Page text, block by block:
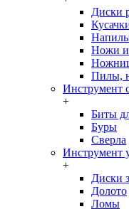
Диски
Ножи и
Пилы,
Инструмент
+
Биты
Буры
Сверла
Инструмент
+
Диски
Долото
Ломы